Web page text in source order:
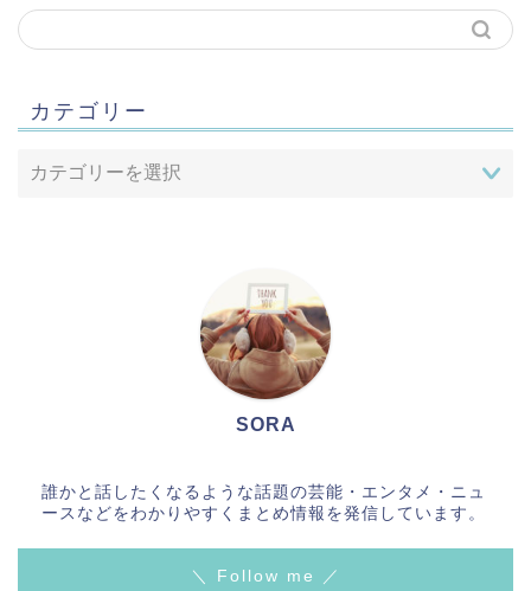
カテゴリー
SORA
誰かと話したくなるような話題の芸能・エンタメ・ニュ
ースなどをわかりやすくまとめ情報を発信しています。
＼ Follow me ／